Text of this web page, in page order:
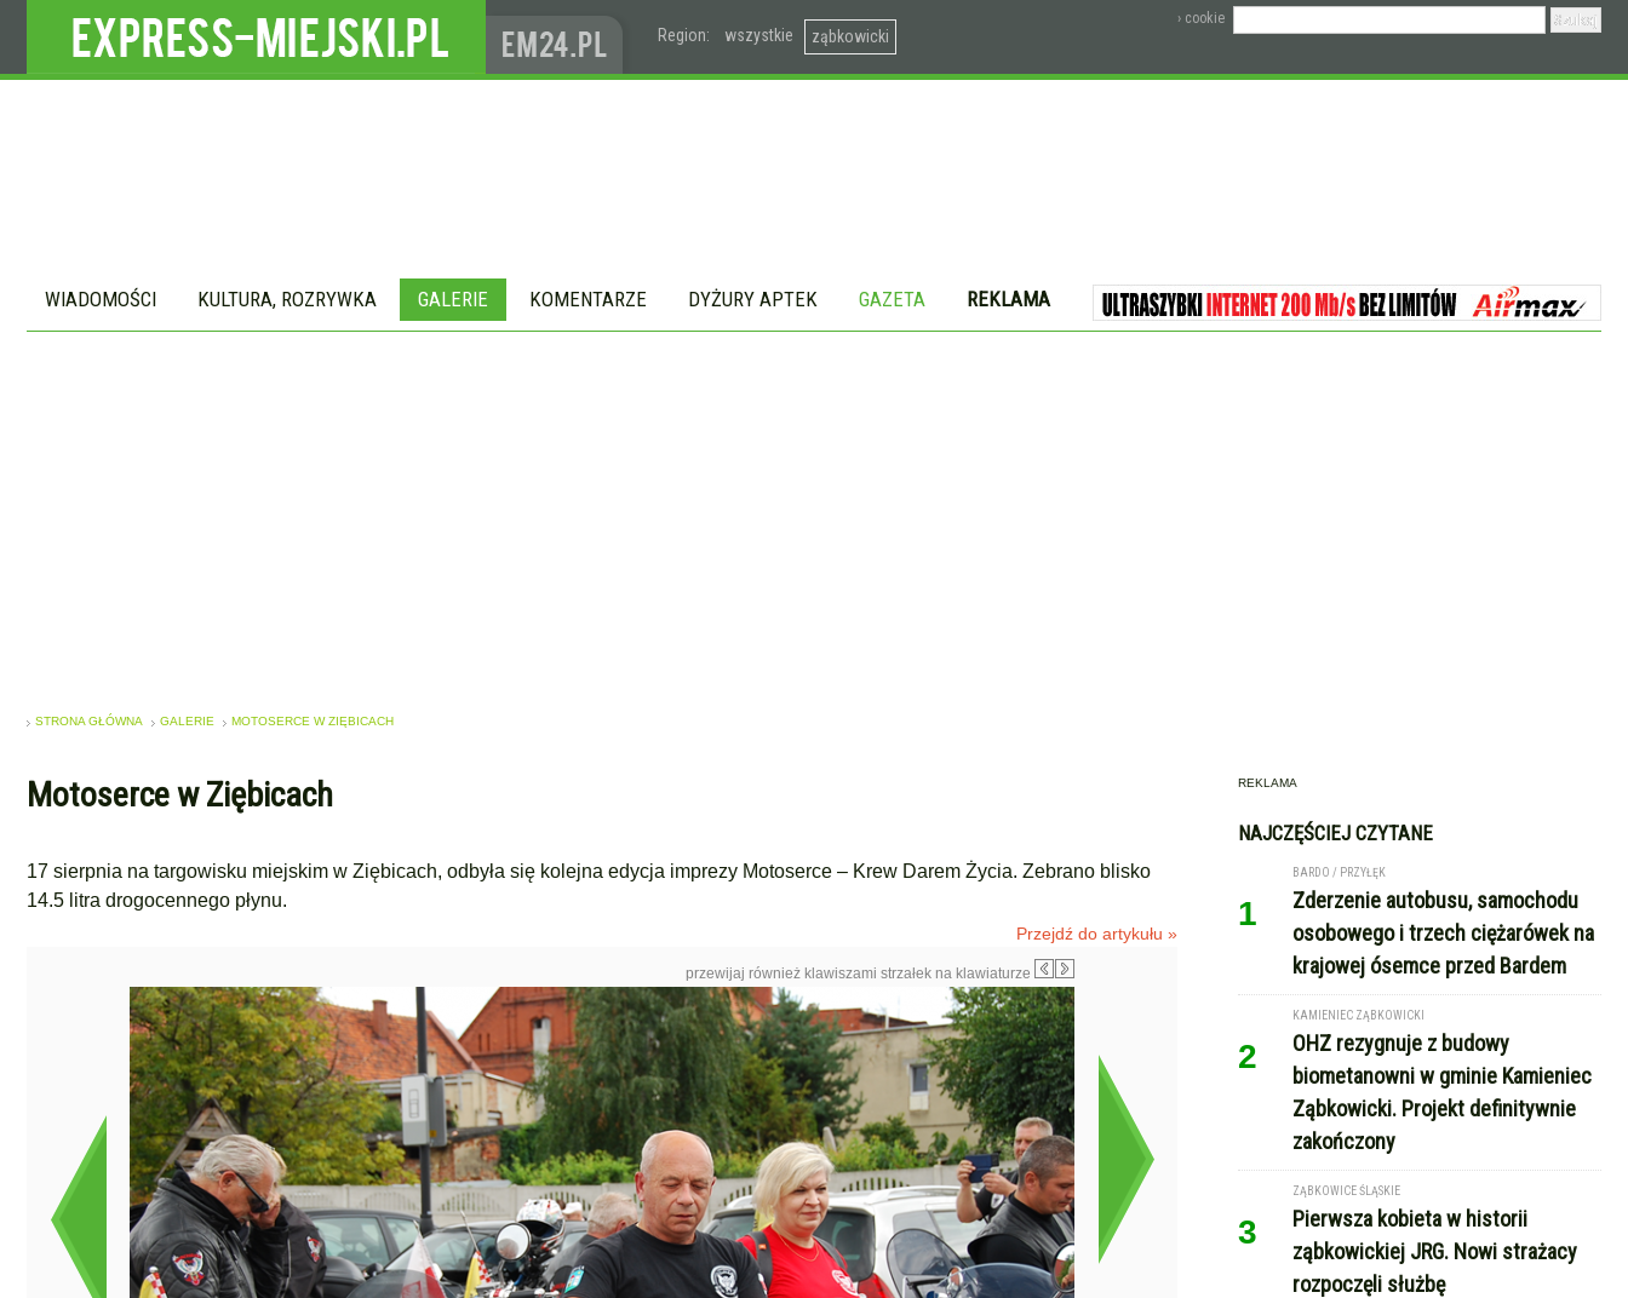
Region: wszystkie ząbkowicki
› cookie
WIADOMOŚCI KULTURA, ROZRYWKA GALERIE KOMENTARZE DYŻURY APTEK GAZETA REKLAMA
STRONA GŁÓWNA GALERIE MOTOSERCE W ZIĘBICACH
Motoserce w Ziębicach
17 sierpnia na targowisku miejskim w Ziębicach, odbyła się kolejna edycja imprezy Motoserce – Krew Darem Życia. Zebrano blisko
14.5 litra drogocennego płynu.
Przejdź do artykułu »
przewijaj również klawiszami strzałek na klawiaturze
REKLAMA
NAJCZĘŚCIEJ CZYTANE
1
BARDO / PRZYŁĘK
Zderzenie autobusu, samochodu
osobowego i trzech ciężarówek na
krajowej ósemce przed Bardem
2
KAMIENIEC ZĄBKOWICKI
OHZ rezygnuje z budowy
biometanowni w gminie Kamieniec
Ząbkowicki. Projekt definitywnie
zakończony
3
ZĄBKOWICE ŚLĄSKIE
Pierwsza kobieta w historii
ząbkowickiej JRG. Nowi strażacy
rozpoczęli służbę